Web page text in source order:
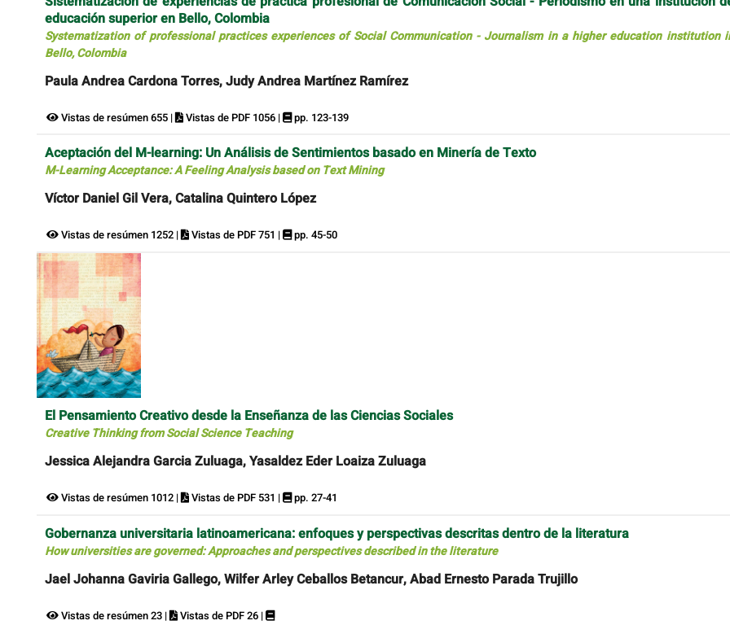
educación superior en Bello, Colombia
Systematization of professional practices experiences of Social Communication - Journalism in a higher education institution
Bello, Colombia
Paula Andrea Cardona Torres, Judy Andrea Martínez Ramírez
Vistas de resúmen 655 | Vistas de PDF 1056 | pp. 123-139
Aceptación del M-learning: Un Análisis de Sentimientos basado en Minería de Texto
M-Learning Acceptance: A Feeling Analysis based on Text Mining
Víctor Daniel Gil Vera, Catalina Quintero López
Vistas de resúmen 1252 | Vistas de PDF 751 | pp. 45-50
El Pensamiento Creativo desde la Enseñanza de las Ciencias Sociales
Creative Thinking from Social Science Teaching
Jessica Alejandra Garcia Zuluaga, Yasaldez Eder Loaiza Zuluaga
Vistas de resúmen 1012 | Vistas de PDF 531 | pp. 27-41
Gobernanza universitaria latinoamericana: enfoques y perspectivas descritas dentro de la literatura
How universities are governed: Approaches and perspectives described in the literature
Jael Johanna Gaviria Gallego, Wilfer Arley Ceballos Betancur, Abad Ernesto Parada Trujillo
Vistas de resúmen 23 | Vistas de PDF 26 |